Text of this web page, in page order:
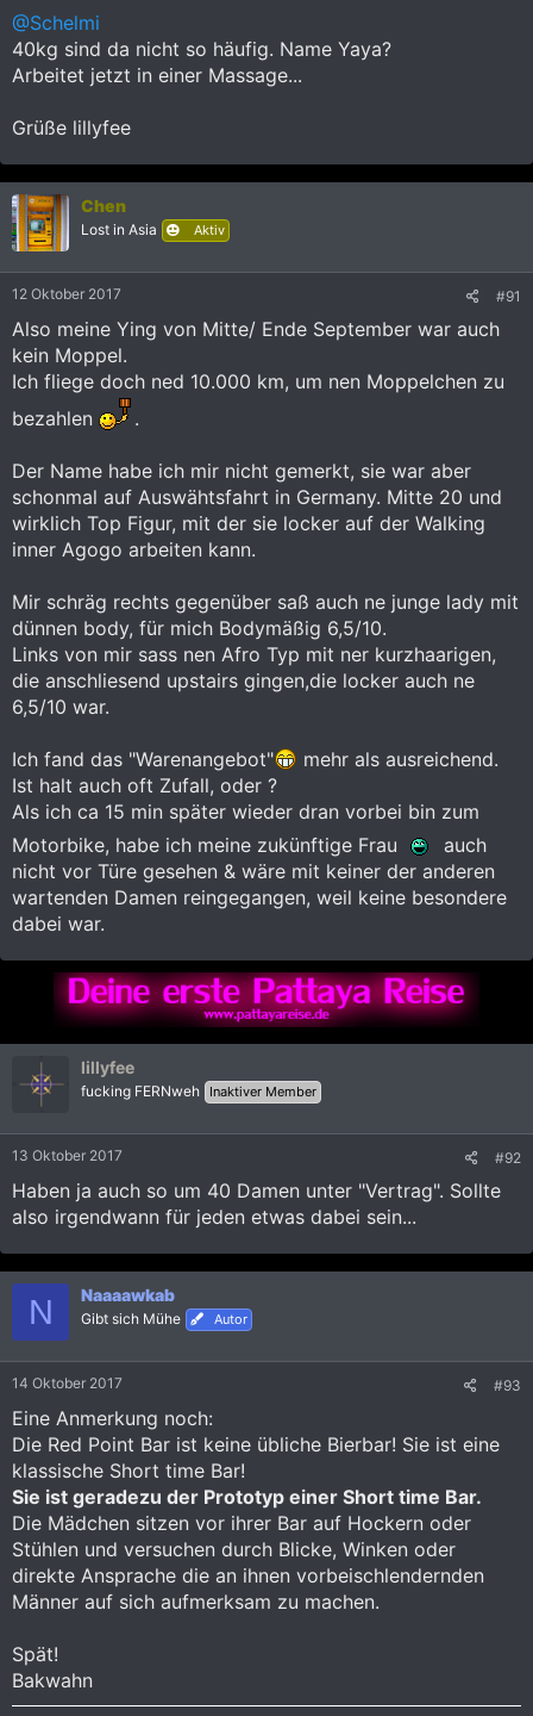
:
@Schelmi
40kg sind da nicht so häufig. Name Yaya?
Arbeitet jetzt in einer Massage...
Grüße lillyfee
Chen
Lost in Asia Aktiv
12 Oktober 2017 #91
Also meine Ying von Mitte/ Ende September war auch
kein Moppel.
Ich fliege doch ned 10.000 km, um nen Moppelchen zu
bezahlen
.
Der Name habe ich mir nicht gemerkt, sie war aber
schonmal auf Auswähtsfahrt in Germany. Mitte 20 und
wirklich Top Figur, mit der sie locker auf der Walking
inner Agogo arbeiten kann.
Mir schräg rechts gegenüber saß auch ne junge lady mit
dünnen body, für mich Bodymäßig 6,5/10.
Links von mir sass nen Afro Typ mit ner kurzhaarigen,
die anschliesend upstairs gingen,die locker auch ne
6,5/10 war.
Ich fand das "Warenangebot"
mehr als ausreichend.
Ist halt auch oft Zufall, oder ?
Als ich ca 15 min später wieder dran vorbei bin zum
Motorbike, habe ich meine zukünftige Frau
auch
nicht vor Türe gesehen & wäre mit keiner der anderen
wartenden Damen reingegangen, weil keine besondere
dabei war.
lillyfee
fucking FERNweh Inaktiver Member
13 Oktober 2017 #92
Haben ja auch so um 40 Damen unter "Vertrag". Sollte
also irgendwann für jeden etwas dabei sein...
N Naaaawkab
Gibt sich Mühe Autor
14 Oktober 2017 #93
Eine Anmerkung noch:
Die Red Point Bar ist keine übliche Bierbar! Sie ist eine
klassische Short time Bar!
Sie ist geradezu der Prototyp einer Short time Bar.
Die Mädchen sitzen vor ihrer Bar auf Hockern oder
Stühlen und versuchen durch Blicke, Winken oder
direkte Ansprache die an ihnen vorbeischlendernden
Männer auf sich aufmerksam zu machen.
Spät!
Bakwahn